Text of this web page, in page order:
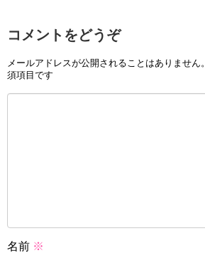
コメントをどうぞ
メールアドレスが公開されることはありません。
須項目です
名前 ※